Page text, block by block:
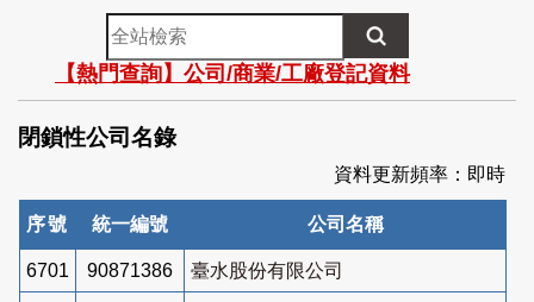
全
站
檢
索
【熱門查詢】公司/商業/工廠登記資料
閉鎖性公司名錄
資料更新頻率：即時
序號 統一編號 公司名稱
6701 90871386 臺水股份有限公司